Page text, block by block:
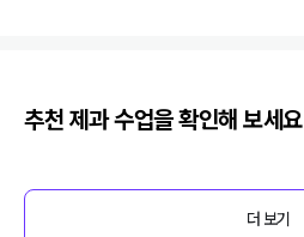
추천 제과수업을 확인해 보세요
더 보기